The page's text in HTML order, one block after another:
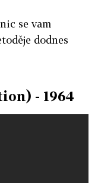
se vam
dodnes
- 1964